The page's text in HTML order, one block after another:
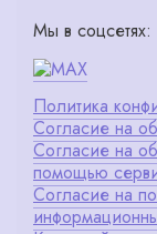
Мы в соцсетях:
Политика
Согласие на
Согласие на
помощью
Согласие на